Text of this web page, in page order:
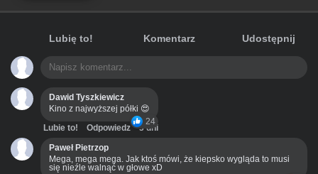
Lubię to! Komentarz Udostępnij
Dawid Tyszkiewicz
Kino z najwyższej półki 😍
24
Lubie to! Odpowiedz
3 dni
Paweł Pietrzop
Mega, mega mega. Jak ktoś mówi, że kiepsko wygląda to musi
się nieźle walnąć w głowe xD